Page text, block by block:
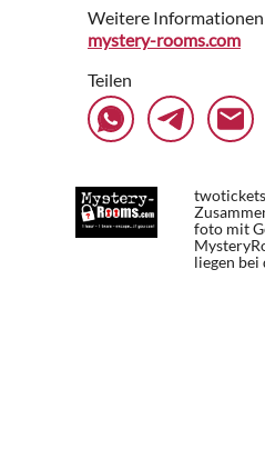
Weitere Informationen
mystery-rooms.com
Teilen
foto mit
liegen bei